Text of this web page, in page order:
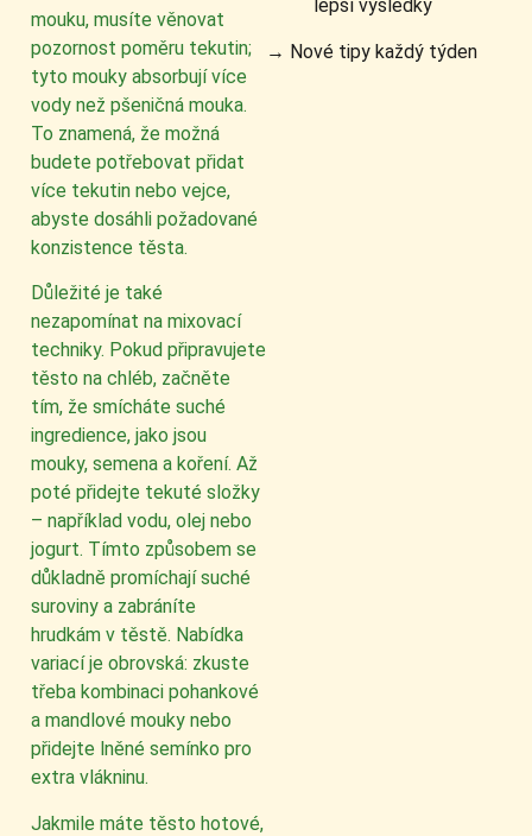
mouku, musíte věnovat
pozornost poměru tekutin;
tyto mouky absorbují více
vody než pšeničná mouka.
To znamená, že možná
budete potřebovat přidat
více tekutin nebo vejce,
abyste dosáhli požadované
konzistence těsta.
Důležité je také
nezapomínat na mixovací
techniky. Pokud připravujete
těsto na chléb, začněte
tím, že smícháte suché
ingredience, jako jsou
mouky, semena a koření. Až
poté přidejte tekuté složky
– například vodu, olej nebo
jogurt. Tímto způsobem se
důkladně promíchají suché
suroviny a zabráníte
hrudkám v těstě. Nabídka
variací je obrovská: zkuste
třeba kombinaci pohankové
a mandlové mouky nebo
přidejte lněné semínko pro
extra vlákninu.
Jakmile máte těsto hotové,
lepší výsledky
→ Nové tipy každý týden